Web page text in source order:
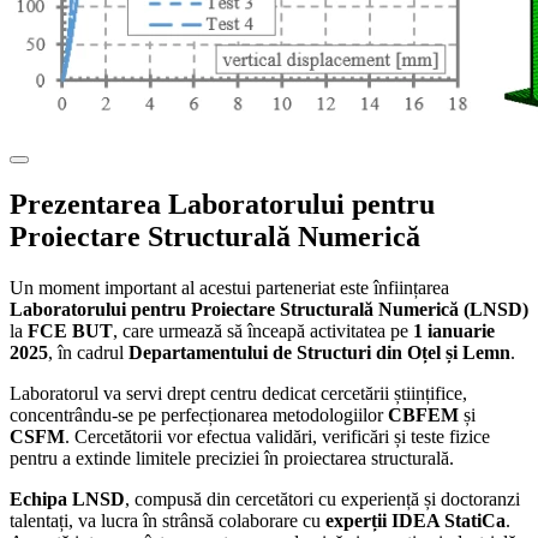
Prezentarea Laboratorului pentru
Proiectare Structurală Numerică
Un moment important al acestui parteneriat este înființarea
Laboratorului pentru Proiectare Structurală Numerică (LNSD)
la FCE BUT, care urmează să înceapă activitatea pe 1 ianuarie
2025, în cadrul Departamentului de Structuri din Oțel și Lemn.
Laboratorul va servi drept centru dedicat cercetării științifice,
concentrându-se pe perfecționarea metodologiilorCBFEM și
CSFM. Cercetătorii vor efectua validări, verificări și teste fizice
pentru a extinde limitele preciziei în proiectarea structurală.
Echipa LNSD, compusă din cercetători cu experiență și doctoranzi
talentați, va lucra în strânsă colaborare cu experții IDEA StatiCa.